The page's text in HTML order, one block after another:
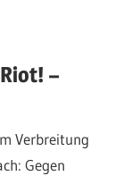
–
Verbreitung
Gegen